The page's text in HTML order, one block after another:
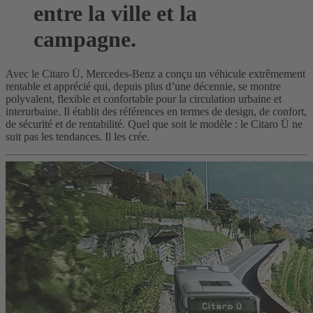
entre la ville et la
campagne.
Avec le Citaro Ü, Mercedes-Benz a conçu un véhicule extrêmement
rentable et apprécié qui, depuis plus d’une décennie, se montre
polyvalent, flexible et confortable pour la circulation urbaine et
interurbaine. Il établit des références en termes de design, de confort,
de sécurité et de rentabilité. Quel que soit le modèle : le Citaro Ü ne
suit pas les tendances. Il les crée.